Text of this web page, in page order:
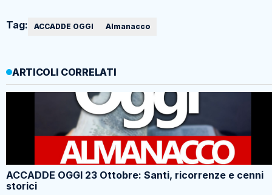
Tag: ACCADDE OGGI Almanacco
ARTICOLI CORRELATI
ACCADDE OGGI 23 Ottobre: Santi, ricorrenze e cenni
storici